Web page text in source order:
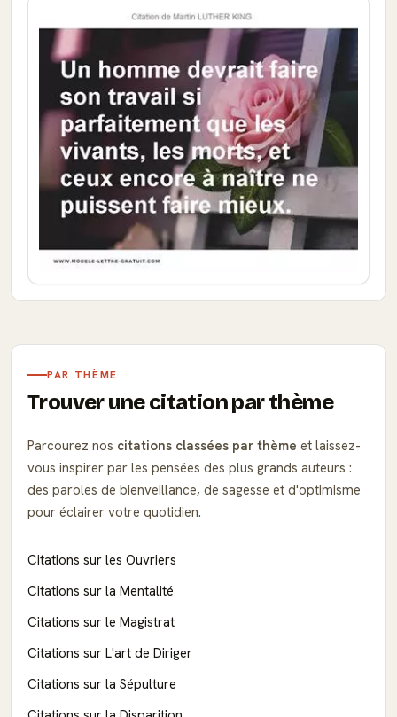
PAR THÈME
Trouver une citation par thème
Parcourez nos citations classées par thème et laissez-
vous inspirer par les pensées des plus grands auteurs :
des paroles de bienveillance, de sagesse et d'optimisme
pour éclairer votre quotidien.
Citations sur les Ouvriers
Citations sur la Mentalité
Citations sur le Magistrat
Citations sur L'art de Diriger
Citations sur la Sépulture